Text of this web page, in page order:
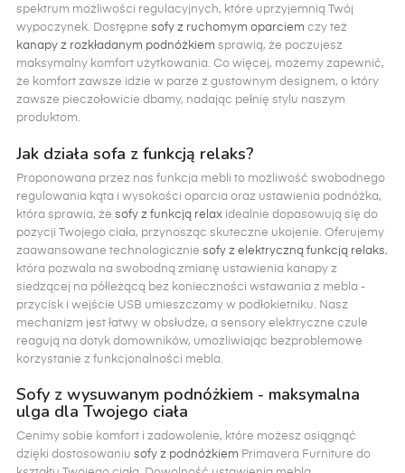
spektrum możliwości regulacyjnych, które uprzyjemnią Twój
wypoczynek. Dostępne sofy z ruchomym oparciem czy też
kanapy z rozkładanym podnóżkiem sprawią, że poczujesz
maksymalny komfort użytkowania. Co więcej, możemy zapewnić,
że komfort zawsze idzie w parze z gustownym designem, o który
zawsze pieczołowicie dbamy, nadając pełnię stylu naszym
produktom.
Jak działa sofa z funkcją relaks?
Proponowana przez nas funkcja mebli to możliwość swobodnego
regulowania kąta i wysokości oparcia oraz ustawienia podnóżka,
która sprawia, że sofy z funkcją relax idealnie dopasowują się do
pozycji Twojego ciała, przynosząc skuteczne ukojenie. Oferujemy
zaawansowane technologicznie sofy z elektryczną funkcją relaks,
która pozwala na swobodną zmianę ustawienia kanapy z
siedzącej na półleżącą bez konieczności wstawania z mebla -
przycisk i wejście USB umieszczamy w podłokietniku. Nasz
mechanizm jest łatwy w obsłudze, a sensory elektryczne czule
reagują na dotyk domowników, umożliwiając bezproblemowe
korzystanie z funkcjonalności mebla.
Sofy z wysuwanym podnóżkiem - maksymalna
ulga dla Twojego ciała
Cenimy sobie komfort i zadowolenie, które możesz osiągnąć
dzięki dostosowaniu sofy z podnóżkiem Primavera Furniture do